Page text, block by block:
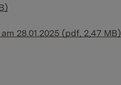
28.01.2025 (pdf, 2,47 MB)